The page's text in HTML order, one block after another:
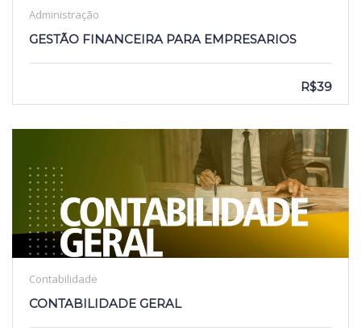
Administração
GESTÃO FINANCEIRA PARA EMPRESARIOS
R$39
Contabilidade
CONTABILIDADE GERAL